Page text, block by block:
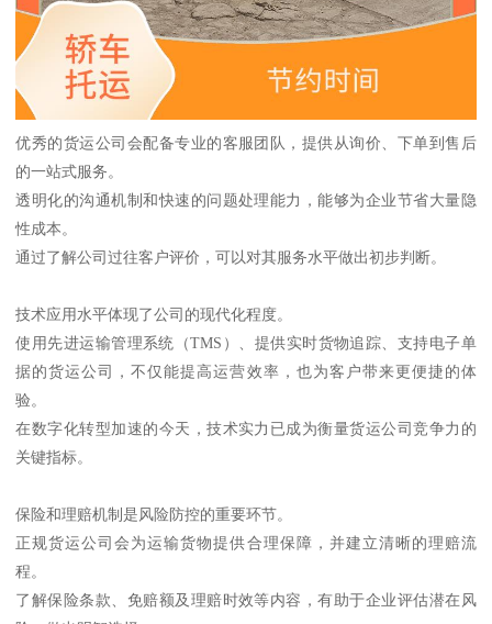
优秀的货运公司会配备专业的客服团队，提供从询价、下单到售后
的一站式服务。
透明化的沟通机制和快速的问题处理能力，能够为企业节省大量隐
性成本。
通过了解公司过往客户评价，可以对其服务水平做出初步判断。
技术应用水平体现了公司的现代化程度。
使用先进运输管理系统（TMS）、提供实时货物追踪、支持电子单
据的货运公司，不仅能提高运营效率，也为客户带来更便捷的体
验。
在数字化转型加速的今天，技术实力已成为衡量货运公司竞争力的
关键指标。
保险和理赔机制是风险防控的重要环节。
正规货运公司会为运输货物提供合理保障，并建立清晰的理赔流
程。
了解保险条款、免赔额及理赔时效等内容，有助于企业评估潜在风